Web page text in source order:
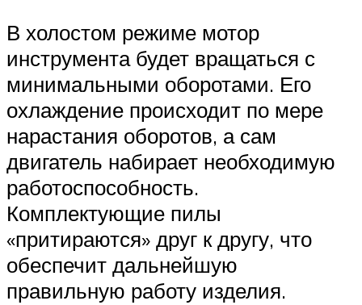
В холостом режиме мотор
инструмента будет вращаться с
минимальными оборотами. Его
охлаждение происходит по мере
нарастания оборотов, а сам
двигатель набирает необходимую
работоспособность.
Комплектующие пилы
«притираются» друг к другу, что
обеспечит дальнейшую
правильную работу изделия.